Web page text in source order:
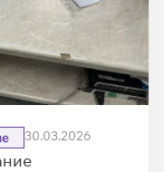
30.03.2026